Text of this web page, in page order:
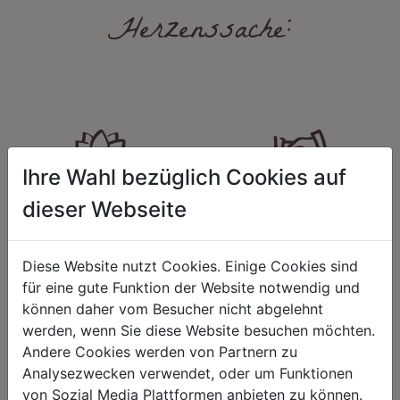
Herzenssache:
schenken natürliche, stilvolle
Momente für harmonische Stunden
zu Hause – den Ort, an dem
Menschen sich geborgen fühlen und
positive Energie schöpfen.
fair – im Hinblick auf unsere
Kalkulation, angemessene
Entlohnung und unsere
nachhaltigen, gewachsenen
Geschäftsbeziehungen.
Ihre Wahl bezüglich Cookies auf
dieser Webseite
Diese Website nutzt Cookies. Einige Cookies sind
für eine gute Funktion der Website notwendig und
können daher vom Besucher nicht abgelehnt
werden, wenn Sie diese Website besuchen möchten.
Andere Cookies werden von Partnern zu
Analysezwecken verwendet, oder um Funktionen
von Sozial Media Plattformen anbieten zu können.